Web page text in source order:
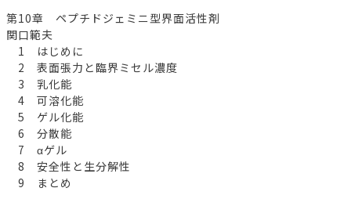
第10章 ペプチドジェミニ型界面活性剤
関口範夫
1 はじめに
2 表面張力と臨界ミセル濃度
3 乳化能
4 可溶化能
5 ゲル化能
6 分散能
7 αゲル
8 安全性と生分解性
9 まとめ